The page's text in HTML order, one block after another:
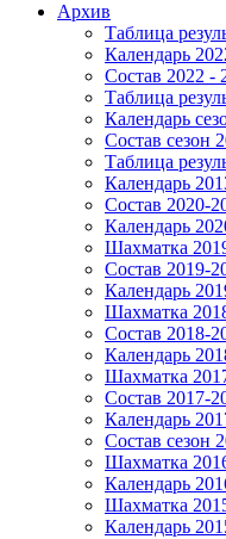
Архив
Таблица
Календарь
Состав 2022 -
Таблица
Календарь
Состав сезон
Таблица
Календарь
Состав 2020-
Календарь
Шахматка
Состав 2019-
Календарь
Шахматка
Состав 2018-
Календарь
Шахматка
Состав 2017-
Календарь
Состав сезон
Шахматка
Календарь
Шахматка
Календарь